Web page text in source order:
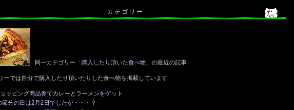
カ テ ゴ リ ー
同一カテゴリー「 購入したり頂いた食べ物 」の最近の記事
ーでは自分で購入したり頂いたりした食べ物を掲載しています
ッピング商品券でカレーとラーメンをゲット
分の日は2月2日でしたが・・・？